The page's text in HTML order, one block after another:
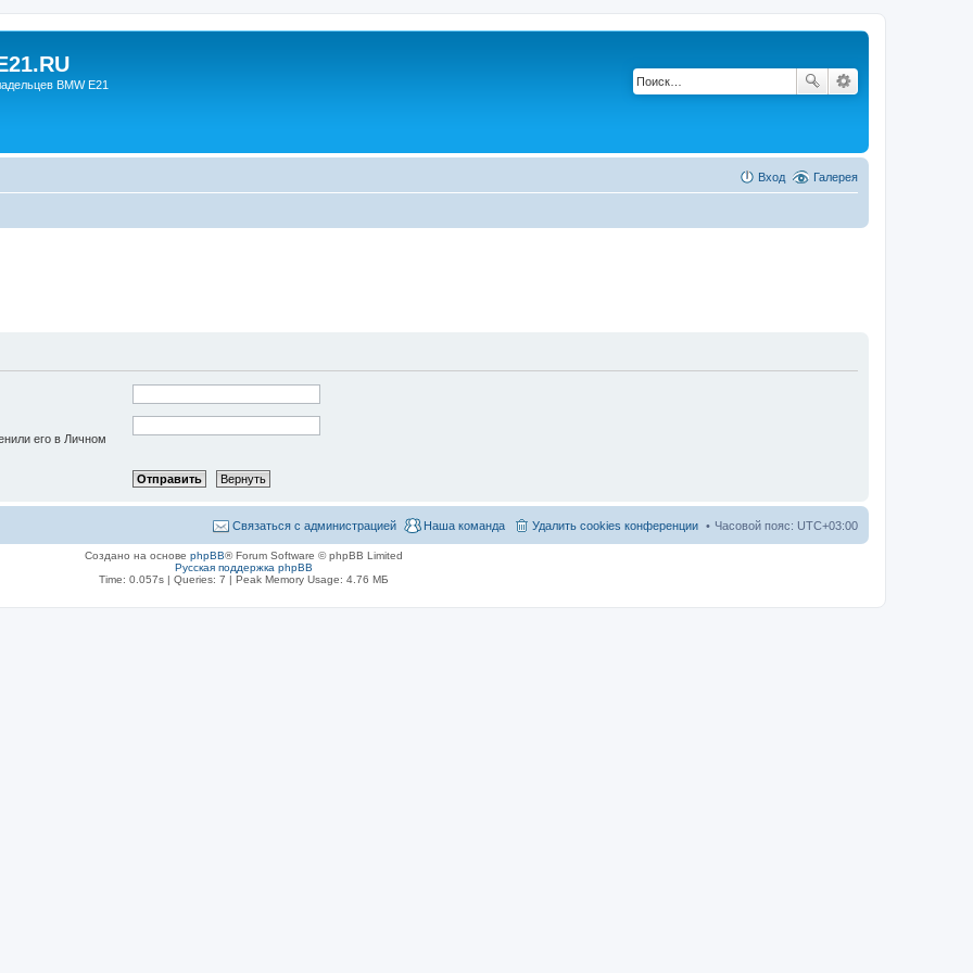
BMW E21
Галерея
Вход
его в Личном
Часовой пояс: UTC+03:00
Удалить cookies конференции
Наша команда
Связаться с администрацией
Создано на основе phpBB® Forum Software © phpBB Limited
Русская поддержка phpBB
Time: 0.057s| Queries: 7 | Peak Memory Usage: 4.76 МБ